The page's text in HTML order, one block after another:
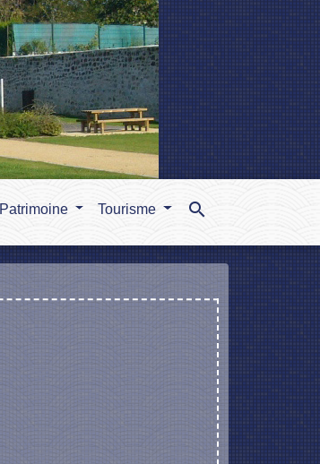
Patrimoine Tourisme search